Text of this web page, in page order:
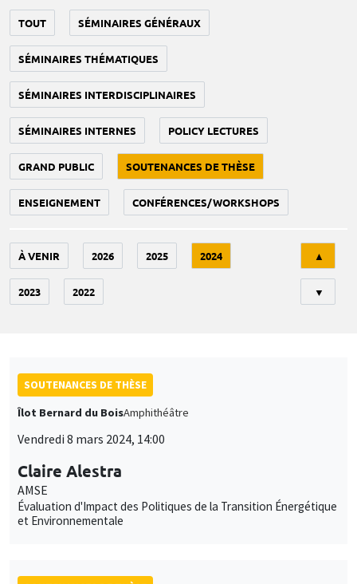
TOUT SÉMINAIRES GÉNÉRAUX
SÉMINAIRES THÉMATIQUES
SÉMINAIRES INTERDISCIPLINAIRES
SÉMINAIRES INTERNES POLICY LECTURES
GRAND PUBLIC SOUTENANCES DE THÈSE
ENSEIGNEMENT CONFÉRENCES/WORKSHOPS
À VENIR 2026 2025 2024
2023 2022
▲
▼
SOUTENANCES DE THÈSE
Îlot Bernard du BoisAmphithéâtre
Vendredi 8 mars 2024, 14:00
Claire Alestra
AMSE
Évaluation d'Impact des Politiques de la Transition Énergétique
et Environnementale